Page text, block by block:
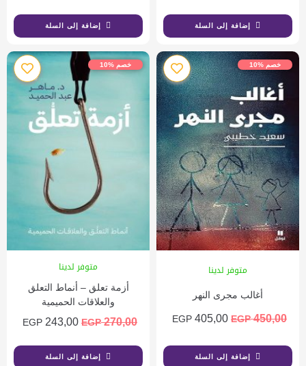
إضافة إلى السلة إضافة إلى السلة
خصم %10
متوفر لدينا
أغالب مجرى النهر
450,00
EGP
405,00
EGP
إضافة إلى السلة
خصم %10
متوفر لدينا
أزمة تعلق – أنماط التعلق
والعلاقات الحميمية
270,00
EGP
243,00
EGP
إضافة إلى السلة